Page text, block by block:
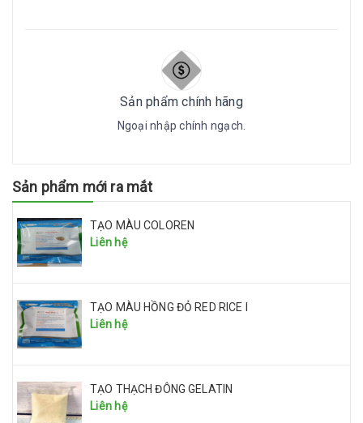
Sản phẩm chính hãng
Ngoại nhập chính ngạch.
Sản phẩm mới ra mắt
TẠO MÀU COLOREN
Liên hệ
TẠO MÀU HỒNG ĐỎ RED RICE I
Liên hệ
TẠO THẠCH ĐÔNG GELATIN
Liên hệ